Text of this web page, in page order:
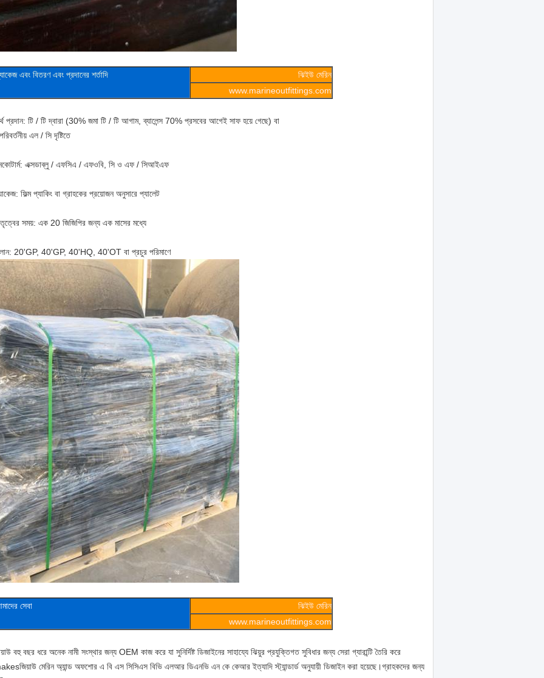
এবং বিতরণ এবং প্রদানের শর্তাদি
ঝিইউ মেরিন
www.marineoutfittings.com
প্রদান: টি / টি দ্বারা (30% জমা টি / টি আগাম, ব্যালেন্স 70% প্রসবের আগেই সাফ হয়ে গেছে) বা
এল / সি দৃষ্টিতে
এক্সডাব্লু / এফসিএ / এফওবি, সি ও এফ / সিআইএফ
ফিল্ম প্যাকিং বা গ্রাহকের প্রয়োজন অনুসারে প্যালেট
সময়: এক 20 জিজিপির জন্য এক মাসের মধ্যে
20'GP, 40'GP, 40'HQ, 40'OT বা প্রচুর পরিমাণে
সেবা
ঝিইউ মেরিন
www.marineoutfittings.com
বহু বছর ধরে অনেক নামী সংস্থার জন্য OEM কাজ করে যা সুনির্দিষ্ট ডিজাইনের সাহায্যে ঝিয়ুর প্রযুক্তিগত সুবিধার জন্য সেরা গ্যারান্টি তৈরি করে
মেরিন অ্যান্ড অফশোর এ বি এস সিসিএস বিভি এলআর ডিএনভি এন কে কেআর ইত্যাদি স্ট্যান্ডার্ড অনুযায়ী ডিজাইন করা হয়েছে।গ্রাহকদের জন্য